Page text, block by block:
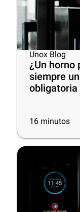
Unox Blog
¿Un horno
siempre
obligatoria
16 minutos